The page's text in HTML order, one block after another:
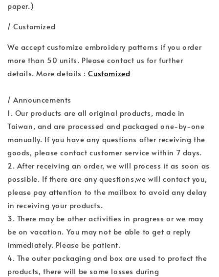
paper.)
/ Customized
We accept customize embroidery patterns if you order
more than 50 units. Please contact us for further
details. More details :Customized
/ Announcements
1. Our products are all original products, made in
Taiwan, and are processed and packaged one-by-one
manually. If you have any questions after receiving the
goods, please contact customer service within 7 days.
2. After receiving an order, we will process it as soon as
possible. If there are any questions,we will contact you,
please pay attention to the mailbox to avoid any delay
in receiving your products.
3. There may be other activities in progress or we may
be on vacation. You may not be able to get a reply
immediately. Please be patient.
4. The outer packaging and box are used to protect the
products, there will be some losses during